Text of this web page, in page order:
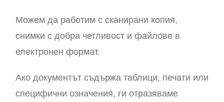
Можем да работим с сканирани копия,
снимки с добра четливост и файлове в
електронен формат.
Ако документът съдържа таблици, печати или
специфични означения, ги отразяваме